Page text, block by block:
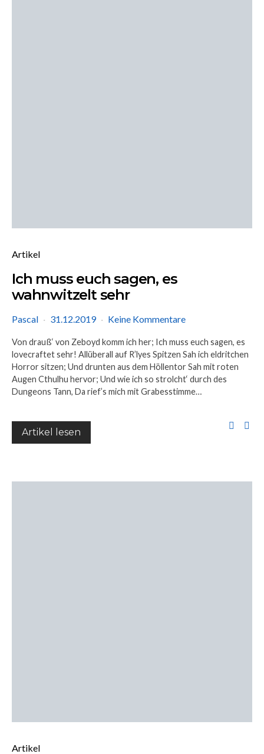
Artikel
Ich muss euch sagen, es
wahnwitzelt sehr
Pascal 31.12.2019 Keine Kommentare
Von drauß‘ von Zeboyd komm ich her; Ich muss euch sagen, es
lovecraftet sehr! Allüberall auf R’lyes Spitzen Sah ich eldritchen
Horror sitzen; Und drunten aus dem Höllentor Sah mit roten
Augen Cthulhu hervor; Und wie ich so strolcht‘ durch des
Dungeons Tann, Da rief’s mich mit Grabesstimme…
Artikel lesen
Artikel